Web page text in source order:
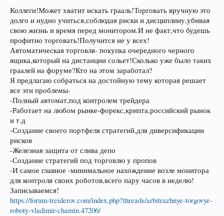
Коллеги!Может хватит искать грааль!Торговать вручную это
долго и нудно учиться,соблюдая риски и дисциплину,убивая
свою жизнь и время перед монитором.И не факт,что будешь
профитно торговать!Получится не у всех!
Автоматическая торговля- покупка очередного черного
ящика,который на дистанции сольет!Сколько уже было таких
граалей на форуме?Кто на этом заработал?
Я предлагаю собраться на достойную тему которая решает
все эти проблемы-
-Полный автомат,под контролем трейдера
-Работает на любом рынке-форекс,крипта,российский рынок
и т.д
-Создание своего портфеля стратегий,для диверсификации
рисков
-Железная защита от слива депо
-Создание стратегий под торговлю у пропов
-И самое главное -минимальное нахождение возле монитора
для контроля своих роботов,всего пару часов в неделю!
Записываемся!
https://forum-treiderov.com/index.php?threads/arbitrazhnye-torgovye-
roboty-vladimir-chamin.47206/